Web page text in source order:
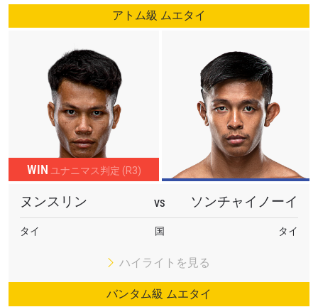
ラ・イマンガザリエフと、無敗のウズベキスタン人テクニ
シャン、アスラムジョン・オルティコフが対戦する。ONE
界王座を争うのは、ONE史上初である。
コーメインイベントでは、ムエタイ界のレジェンド、ノン
オー・ハマと、ラジャダムナン・スタジアム3階級制覇の
コンソラニー・ソーソンマイが三度目の対戦へ。因縁のラ
イバル対決に、ついに決着がつく。
体との10万USドル契約を目指し、世界各国の実力者たちが
ムエタイルールで激突する。
メインイベントは、ONE契約選手同士によるアトム級ムエ
タイ再戦である。ナムスリン・チョーケートウィナーとソ
ンチャイノーイ・キアットソングリットが再び拳を交え
アトム級 ムエタイ
WIN ユナニマス判定 (R3)
ヌンスリン VS ソンチャイノーイ
タイ 国 タイ
ハイライトを見る
バンタム級 ムエタイ